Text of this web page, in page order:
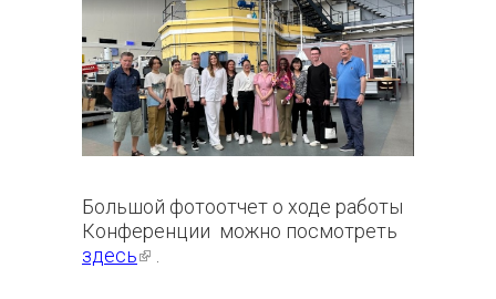
Большой фотоотчет о ходе работы
Конференции можно посмотреть
здесь(внешняя ссылка)